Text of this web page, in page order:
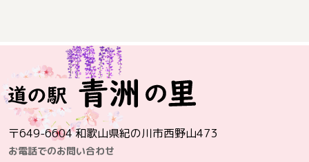
〒649-6604 和歌山県紀の川市西野山473
お電話でのお問い合わせ